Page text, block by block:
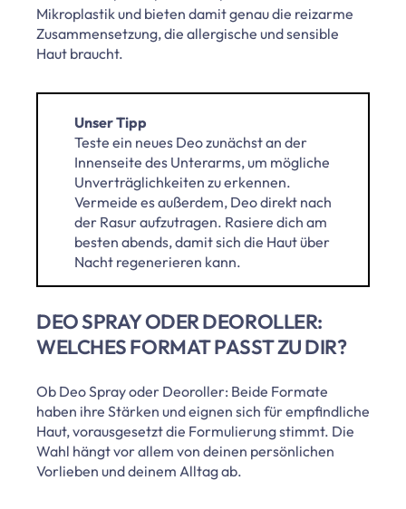
Mikroplastik und bieten damit genau die reizarme
Zusammensetzung, die allergische und sensible
Haut braucht.
Unser Tipp
Teste ein neues Deo zunächst an der
Innenseite des Unterarms, um mögliche
Unverträglichkeiten zu erkennen.
Vermeide es außerdem, Deo direkt nach
der Rasur aufzutragen. Rasiere dich am
besten abends, damit sich die Haut über
Nacht regenerieren kann.
DEO SPRAY ODER DEOROLLER:
WELCHES FORMAT PASST ZU DIR?
Ob Deo Spray oder Deoroller: Beide Formate
haben ihre Stärken und eignen sich für empfindliche
Haut, vorausgesetzt die Formulierung stimmt. Die
Wahl hängt vor allem von deinen persönlichen
Vorlieben und deinem Alltag ab.